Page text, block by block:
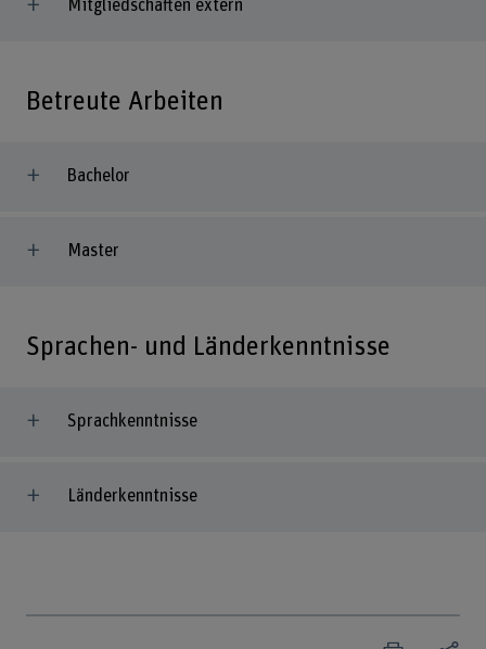
Mitgliedschaften extern
Betreute Arbeiten
Bachelor
Master
Sprachen- und Länderkenntnisse
Sprachkenntnisse
Länderkenntnisse